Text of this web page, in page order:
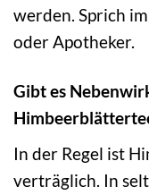
werden. Sprich
oder Apotheker.
Gibt es
In der Regel ist
verträglich. In